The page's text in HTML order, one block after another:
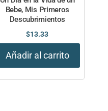
Bebe, Mis Primeros
Descubrimientos
$13.33
Añadir al carrito